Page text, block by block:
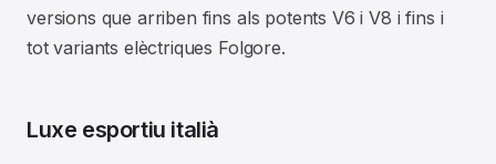
versions que arriben fins als potents V6 i V8 i fins i
tot variants elèctriques Folgore.
Luxe esportiu italià